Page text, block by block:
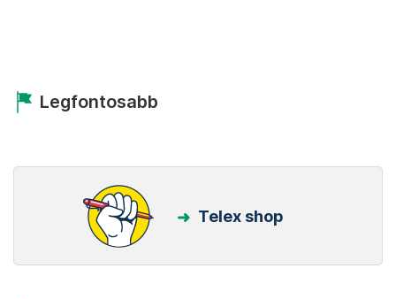
Legfontosabb
Telex shop